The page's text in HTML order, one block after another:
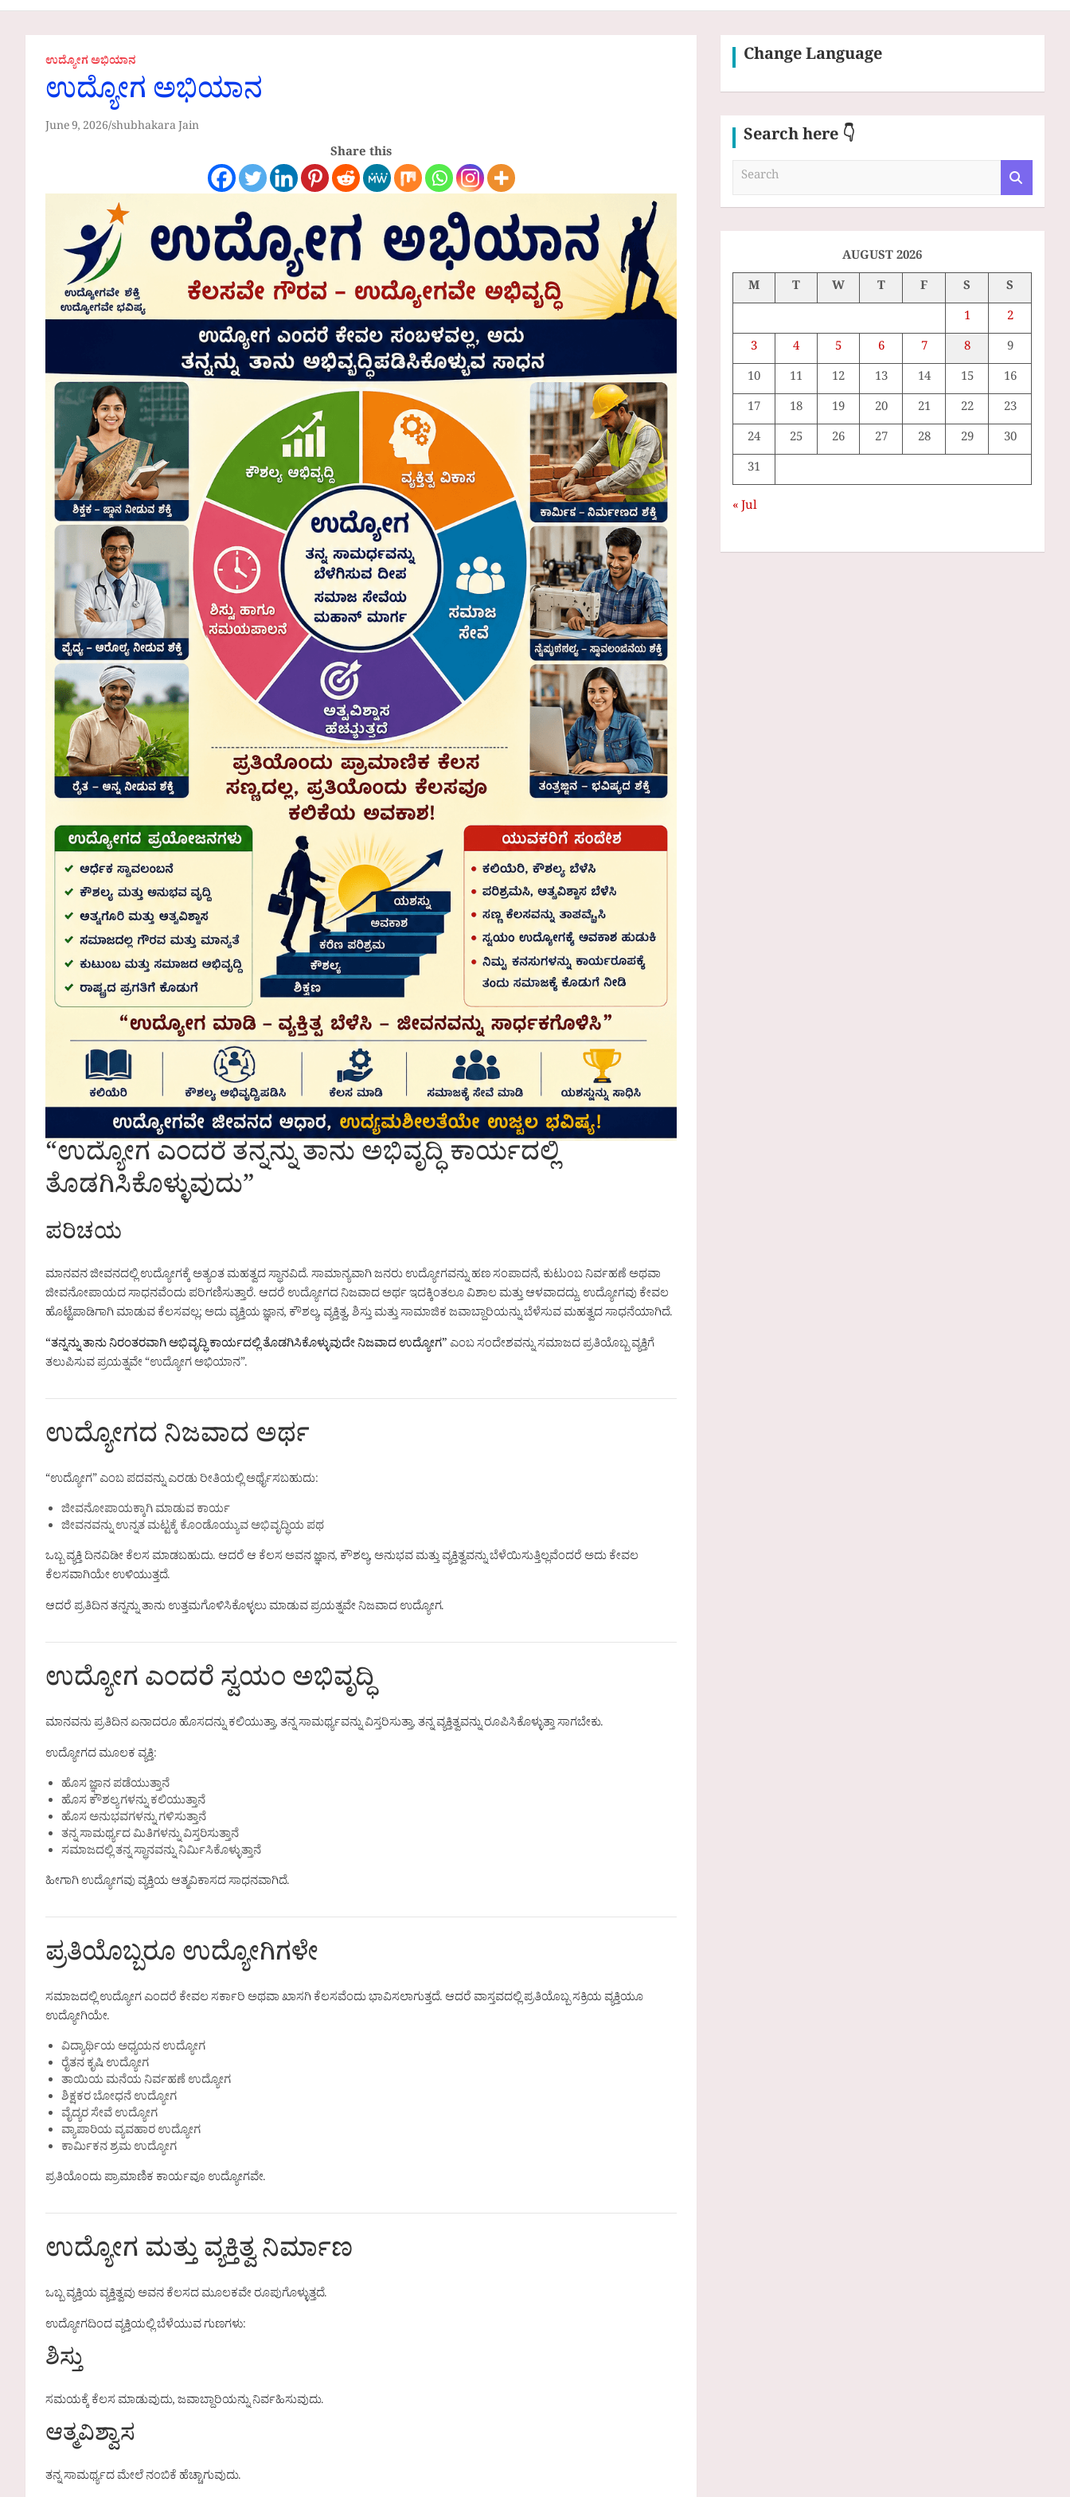
ಉದ್ಯೋಗ ಅಭಿಯಾನ
ಉದ್ಯೋಗ ಅಭಿಯಾನ
June 9, 2026 shubhakara Jain
Share this
“ಉದ್ಯೋಗ ಎಂದರೆ ತನ್ನನ್ನು ತಾನು ಅಭಿವೃದ್ಧಿ ಕಾರ್ಯದಲ್ಲಿ
ತೊಡಗಿಸಿಕೊಳ್ಳುವುದು”
ಪರಿಚಯ
ಮಾನವನ ಜೀವನದಲ್ಲಿ ಉದ್ಯೋಗಕ್ಕೆ ಅತ್ಯಂತ ಮಹತ್ವದ ಸ್ಥಾನವಿದೆ. ಸಾಮಾನ್ಯವಾಗಿ ಜನರು ಉದ್ಯೋಗವನ್ನು ಹಣ ಸಂಪಾದನೆ, ಕುಟುಂಬ ನಿರ್ವಹಣೆ ಅಥವಾ
ಜೀವನೋಪಾಯದ ಸಾಧನವೆಂದು ಪರಿಗಣಿಸುತ್ತಾರೆ. ಆದರೆ ಉದ್ಯೋಗದ ನಿಜವಾದ ಅರ್ಥ ಇದಕ್ಕಿಂತಲೂ ವಿಶಾಲ ಮತ್ತು ಆಳವಾದದ್ದು. ಉದ್ಯೋಗವು ಕೇವಲ
ಹೊಟ್ಟೆಪಾಡಿಗಾಗಿ ಮಾಡುವ ಕೆಲಸವಲ್ಲ; ಅದು ವ್ಯಕ್ತಿಯ ಜ್ಞಾನ, ಕೌಶಲ್ಯ, ವ್ಯಕ್ತಿತ್ವ, ಶಿಸ್ತು ಮತ್ತು ಸಾಮಾಜಿಕ ಜವಾಬ್ದಾರಿಯನ್ನು ಬೆಳೆಸುವ ಮಹತ್ವದ ಸಾಧನೆಯಾಗಿದೆ.
“ತನ್ನನ್ನು ತಾನು ನಿರಂತರವಾಗಿ ಅಭಿವೃದ್ಧಿ ಕಾರ್ಯದಲ್ಲಿ ತೊಡಗಿಸಿಕೊಳ್ಳುವುದೇ ನಿಜವಾದ ಉದ್ಯೋಗ” ಎಂಬ ಸಂದೇಶವನ್ನು ಸಮಾಜದ ಪ್ರತಿಯೊಬ್ಬ ವ್ಯಕ್ತಿಗೆ
ತಲುಪಿಸುವ ಪ್ರಯತ್ನವೇ “ಉದ್ಯೋಗ ಅಭಿಯಾನ”.
ಉದ್ಯೋಗದ ನಿಜವಾದ ಅರ್ಥ
“ಉದ್ಯೋಗ” ಎಂಬ ಪದವನ್ನು ಎರಡು ರೀತಿಯಲ್ಲಿ ಅರ್ಥೈಸಬಹುದು:
ಜೀವನೋಪಾಯಕ್ಕಾಗಿ ಮಾಡುವ ಕಾರ್ಯ
ಜೀವನವನ್ನು ಉನ್ನತ ಮಟ್ಟಕ್ಕೆ ಕೊಂಡೊಯ್ಯುವ ಅಭಿವೃದ್ಧಿಯ ಪಥ
ಒಬ್ಬ ವ್ಯಕ್ತಿ ದಿನವಿಡೀ ಕೆಲಸ ಮಾಡಬಹುದು. ಆದರೆ ಆ ಕೆಲಸ ಅವನ ಜ್ಞಾನ, ಕೌಶಲ್ಯ, ಅನುಭವ ಮತ್ತು ವ್ಯಕ್ತಿತ್ವವನ್ನು ಬೆಳೆಯಿಸುತ್ತಿಲ್ಲವೆಂದರೆ ಅದು ಕೇವಲ
ಕೆಲಸವಾಗಿಯೇ ಉಳಿಯುತ್ತದೆ.
ಆದರೆ ಪ್ರತಿದಿನ ತನ್ನನ್ನು ತಾನು ಉತ್ತಮಗೊಳಿಸಿಕೊಳ್ಳಲು ಮಾಡುವ ಪ್ರಯತ್ನವೇ ನಿಜವಾದ ಉದ್ಯೋಗ.
ಉದ್ಯೋಗ ಎಂದರೆ ಸ್ವಯಂ ಅಭಿವೃದ್ಧಿ
ಮಾನವನು ಪ್ರತಿದಿನ ಏನಾದರೂ ಹೊಸದನ್ನು ಕಲಿಯುತ್ತಾ, ತನ್ನ ಸಾಮರ್ಥ್ಯವನ್ನು ವಿಸ್ತರಿಸುತ್ತಾ, ತನ್ನ ವ್ಯಕ್ತಿತ್ವವನ್ನು ರೂಪಿಸಿಕೊಳ್ಳುತ್ತಾ ಸಾಗಬೇಕು.
ಉದ್ಯೋಗದ ಮೂಲಕ ವ್ಯಕ್ತಿ:
ಹೊಸ ಜ್ಞಾನ ಪಡೆಯುತ್ತಾನೆ
ಹೊಸ ಕೌಶಲ್ಯಗಳನ್ನು ಕಲಿಯುತ್ತಾನೆ
ಹೊಸ ಅನುಭವಗಳನ್ನು ಗಳಿಸುತ್ತಾನೆ
ತನ್ನ ಸಾಮರ್ಥ್ಯದ ಮಿತಿಗಳನ್ನು ವಿಸ್ತರಿಸುತ್ತಾನೆ
ಸಮಾಜದಲ್ಲಿ ತನ್ನ ಸ್ಥಾನವನ್ನು ನಿರ್ಮಿಸಿಕೊಳ್ಳುತ್ತಾನೆ
ಹೀಗಾಗಿ ಉದ್ಯೋಗವು ವ್ಯಕ್ತಿಯ ಆತ್ಮವಿಕಾಸದ ಸಾಧನವಾಗಿದೆ.
ಪ್ರತಿಯೊಬ್ಬರೂ ಉದ್ಯೋಗಿಗಳೇ
ಸಮಾಜದಲ್ಲಿ ಉದ್ಯೋಗ ಎಂದರೆ ಕೇವಲ ಸರ್ಕಾರಿ ಅಥವಾ ಖಾಸಗಿ ಕೆಲಸವೆಂದು ಭಾವಿಸಲಾಗುತ್ತದೆ. ಆದರೆ ವಾಸ್ತವದಲ್ಲಿ ಪ್ರತಿಯೊಬ್ಬ ಸಕ್ರಿಯ ವ್ಯಕ್ತಿಯೂ
ಉದ್ಯೋಗಿಯೇ.
ವಿದ್ಯಾರ್ಥಿಯ ಅಧ್ಯಯನ ಉದ್ಯೋಗ
ರೈತನ ಕೃಷಿ ಉದ್ಯೋಗ
ತಾಯಿಯ ಮನೆಯ ನಿರ್ವಹಣೆ ಉದ್ಯೋಗ
ಶಿಕ್ಷಕರ ಬೋಧನೆ ಉದ್ಯೋಗ
ವೈದ್ಯರ ಸೇವೆ ಉದ್ಯೋಗ
ವ್ಯಾಪಾರಿಯ ವ್ಯವಹಾರ ಉದ್ಯೋಗ
ಕಾರ್ಮಿಕನ ಶ್ರಮ ಉದ್ಯೋಗ
ಪ್ರತಿಯೊಂದು ಪ್ರಾಮಾಣಿಕ ಕಾರ್ಯವೂ ಉದ್ಯೋಗವೇ.
ಉದ್ಯೋಗ ಮತ್ತು ವ್ಯಕ್ತಿತ್ವ ನಿರ್ಮಾಣ
ಒಬ್ಬ ವ್ಯಕ್ತಿಯ ವ್ಯಕ್ತಿತ್ವವು ಅವನ ಕೆಲಸದ ಮೂಲಕವೇ ರೂಪುಗೊಳ್ಳುತ್ತದೆ.
ಉದ್ಯೋಗದಿಂದ ವ್ಯಕ್ತಿಯಲ್ಲಿ ಬೆಳೆಯುವ ಗುಣಗಳು:
ಶಿಸ್ತು
ಸಮಯಕ್ಕೆ ಕೆಲಸ ಮಾಡುವುದು, ಜವಾಬ್ದಾರಿಯನ್ನು ನಿರ್ವಹಿಸುವುದು.
ಆತ್ಮವಿಶ್ವಾಸ
ತನ್ನ ಸಾಮರ್ಥ್ಯದ ಮೇಲೆ ನಂಬಿಕೆ ಹೆಚ್ಚಾಗುವುದು.
Change Language
Search here 👇
a
AUGUST 2026
M
T W T F S
S
1
2
3
4 5 6 7 8
9
10
11 12 13 14 15
16
17
18 19 20 21 22
23
24
25 26 27 28 29
30
31
« Jul